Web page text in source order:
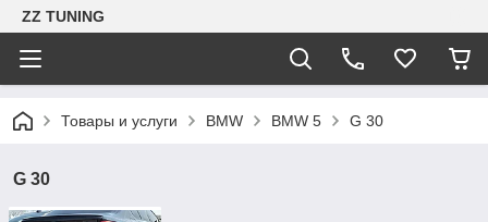
ZZ TUNING
Товары и услуги BMW BMW 5 G 30
G 30